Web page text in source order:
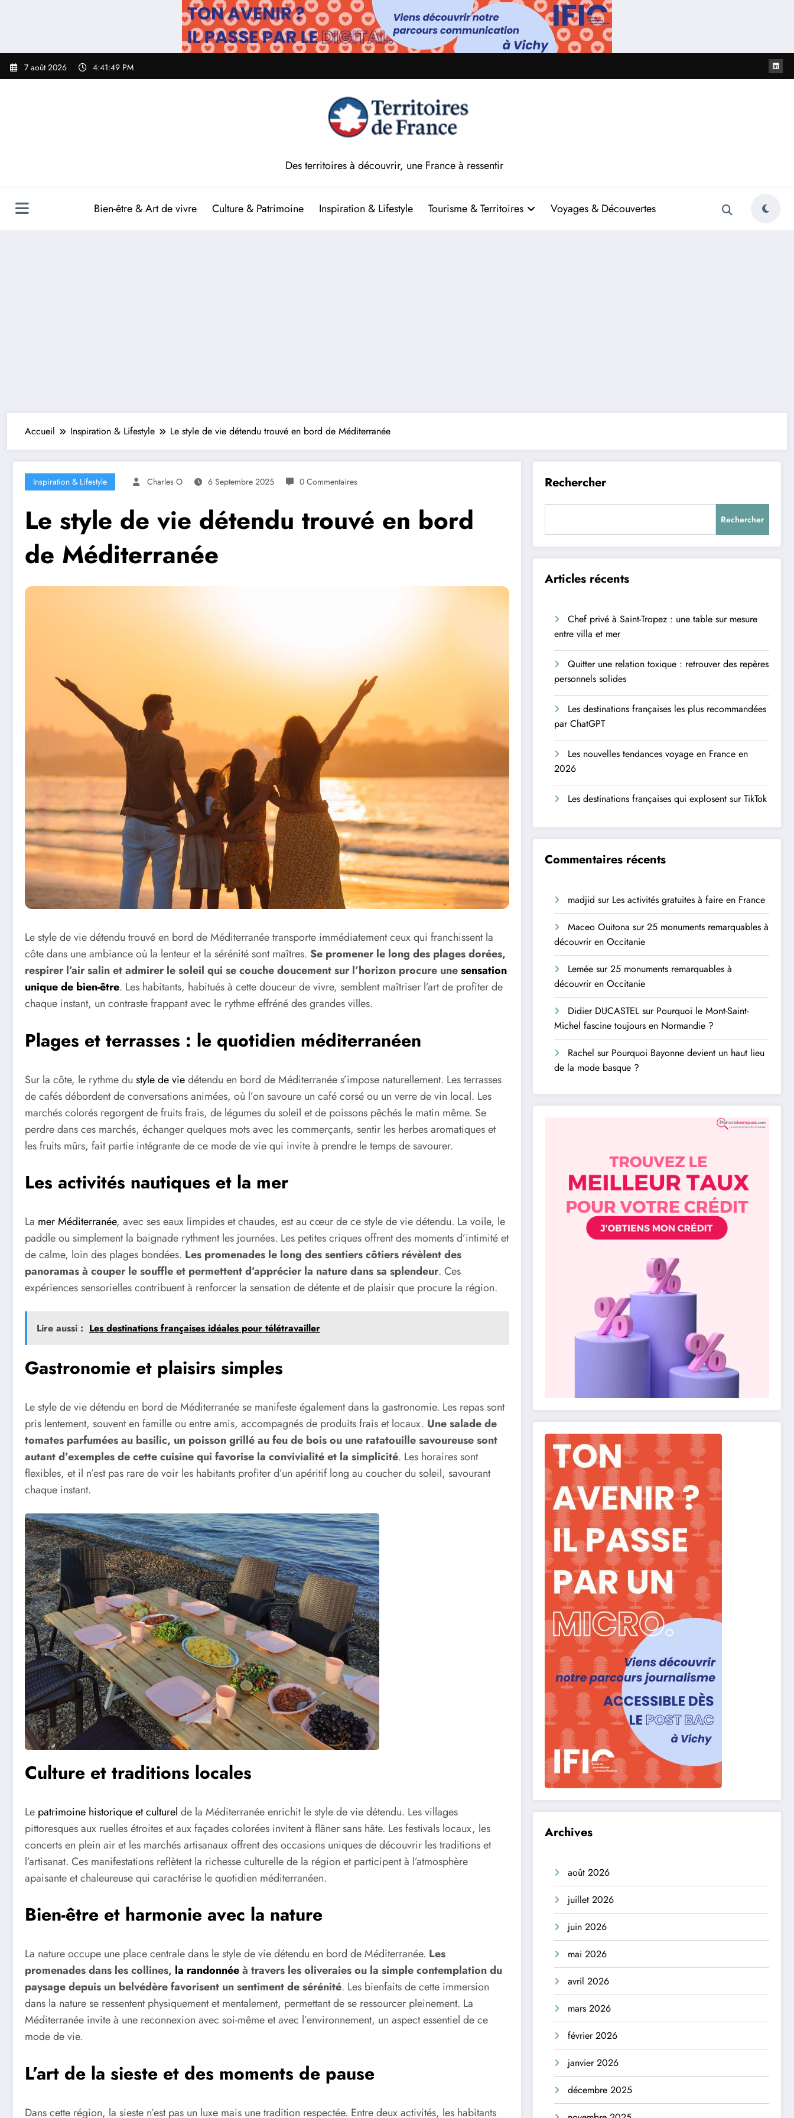
7 août 2026 4:41:50 PM
Des territoires à découvrir, une France à ressentir
Bien-être & Art de vivre Culture & Patrimoine Inspiration & Lifestyle Tourisme & Territoires Voyages & Découvertes
Accueil Inspiration & Lifestyle Le style de vie détendu trouvé en bord de Méditerranée
Inspiration & Lifestyle Charles O 6 Septembre 2025 0 Commentaires
Le style de vie détendu trouvé en bord
de Méditerranée
Le style de vie détendu trouvé en bord de Méditerranée transporte immédiatement ceux qui franchissent la
côte dans une ambiance où la lenteur et la sérénité sont maîtres. Se promener le long des plages dorées,
respirer l’air salin et admirer le soleil qui se couche doucement sur l’horizon procure unesensation
unique de bien-être. Les habitants, habitués à cette douceur de vivre, semblent maîtriser l’art de profiter de
chaque instant, un contraste frappant avec le rythme effréné des grandes villes.
Plages et terrasses : le quotidien méditerranéen
Sur la côte, le rythme du style de viedétendu en bord de Méditerranée s’impose naturellement. Les terrasses
de cafés débordent de conversations animées, où l’on savoure un café corsé ou un verre de vin local. Les
marchés colorés regorgent de fruits frais, de légumes du soleil et de poissons pêchés le matin même. Se
perdre dans ces marchés, échanger quelques mots avec les commerçants, sentir les herbes aromatiques et
les fruits mûrs, fait partie intégrante de ce mode de vie qui invite à prendre le temps de savourer.
Les activités nautiques et la mer
La mer Méditerranée, avec ses eaux limpides et chaudes, est au cœur de ce style de vie détendu. La voile, le
paddle ou simplement la baignade rythment les journées. Les petites criques offrent des moments d’intimité et
de calme, loin des plages bondées. Les promenades le long des sentiers côtiers révèlent des
panoramas à couper le souffle et permettent d’apprécier la nature dans sa splendeur. Ces
expériences sensorielles contribuent à renforcer la sensation de détente et de plaisir que procure la région.
Lire aussi : Les destinations françaises idéales pour télétravailler
Gastronomie et plaisirs simples
Le style de vie détendu en bord de Méditerranée se manifeste également dans la gastronomie. Les repas sont
pris lentement, souvent en famille ou entre amis, accompagnés de produits frais et locaux. Une salade de
tomates parfumées au basilic, un poisson grillé au feu de bois ou une ratatouille savoureuse sont
autant d’exemples de cette cuisine qui favorise la convivialité et la simplicité. Les horaires sont
flexibles, et il n’est pas rare de voir les habitants profiter d’un apéritif long au coucher du soleil, savourant
chaque instant.
Culture et traditions locales
Le patrimoine historique et culturel de la Méditerranée enrichit le style de vie détendu. Les villages
pittoresques aux ruelles étroites et aux façades colorées invitent à flâner sans hâte. Les festivals locaux, les
concerts en plein air et les marchés artisanaux offrent des occasions uniques de découvrir les traditions et
l’artisanat. Ces manifestations reflètent la richesse culturelle de la région et participent à l’atmosphère
apaisante et chaleureuse qui caractérise le quotidien méditerranéen.
Bien-être et harmonie avec la nature
La nature occupe une place centrale dans le style de vie détendu en bord de Méditerranée. Les
promenades dans les collines, la randonnéeà travers les oliveraies ou la simple contemplation du
paysage depuis un belvédère favorisent un sentiment de sérénité. Les bienfaits de cette immersion
dans la nature se ressentent physiquement et mentalement, permettant de se ressourcer pleinement. La
Méditerranée invite à une reconnexion avec soi-même et avec l’environnement, un aspect essentiel de ce
mode de vie.
L’art de la sieste et des moments de pause
Dans cette région, la sieste n’est pas un luxe mais une tradition respectée. Entre deux activités, les habitants
Rechercher
Rechercher
Articles récents
Chef privé à Saint-Tropez : une table sur mesure
entre villa et mer
Quitter une relation toxique : retrouver des repères
personnels solides
Les destinations françaises les plus recommandées
par ChatGPT
Les nouvelles tendances voyage en France en
2026
Les destinations françaises qui explosent sur TikTok
Commentaires récents
madjid sur Les activités gratuites à faire en France
Maceo Ouitona sur25 monuments remarquables à
découvrir en Occitanie
Lemée sur25 monuments remarquables à
découvrir en Occitanie
Didier DUCASTEL sur Pourquoi le Mont-Saint-
Michel fascine toujours en Normandie ?
Rachel sur Pourquoi Bayonne devient un haut lieu
de la mode basque ?
Archives
août 2026
juillet 2026
juin 2026
mai 2026
avril 2026
mars 2026
février 2026
janvier 2026
décembre 2025